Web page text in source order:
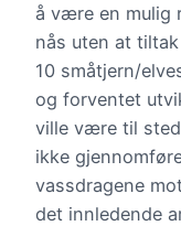
å være en mulig
nås uten at
10 småtjern/
og forventet
ville være til
ikke
vassdragene
det innledende